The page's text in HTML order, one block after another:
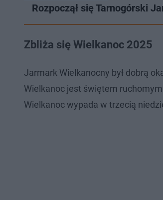
Rozpoczął się Tarnogórski
Zbliża się Wielkanoc 2025
Jarmark Wielkanocny był dobrą
Wielkanoc jest świętem
Wielkanoc wypada w trzecią